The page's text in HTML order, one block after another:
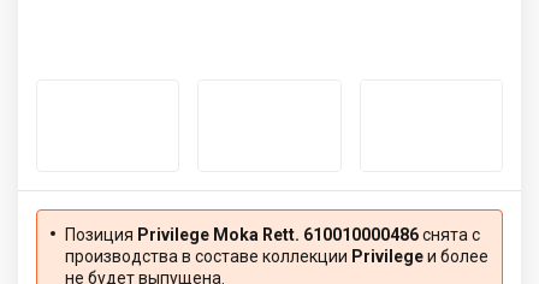
Позиция Privilege Moka Rett. 610010000486снята с
производства в составе коллекции Privilegeи более
не будет выпущена.